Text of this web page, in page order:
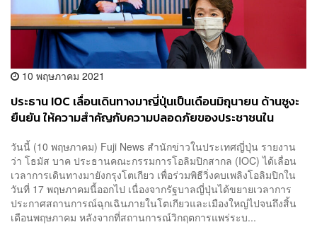
10 พฤษภาคม 2021
ประธาน IOC เลื่อนเดินทางมาญี่ปุ่นเป็นเดือนมิถุนายน ด้านซูงะ
ยืนยัน ให้ความสำคัญกับความปลอดภัยของประชาชนใน
วันนี้ (10 พฤษภาคม) Fuji News สำนักข่าวในประเทศญี่ปุ่น รายงาน
ว่า โธมัส บาค ประธานคณะกรรมการโอลิมปิกสากล (IOC) ได้เลื่อน
เวลาการเดินทางมายังกรุงโตเกียว เพื่อร่วมพิธีวิ่งคบเพลิงโอลิมปิกใน
วันที่ 17 พฤษภาคมนี้ออกไป เนื่องจากรัฐบาลญี่ปุ่นได้ขยายเวลาการ
ประกาศสถานการณ์ฉุกเฉินภายในโตเกียวและเมืองใหญ่ไปจนถึงสิ้น
เดือนพฤษภาคม หลังจากที่สถานการณ์วิกฤตการแพร่ระบ...